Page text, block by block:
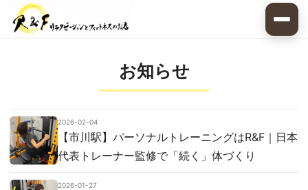
お知らせ
2026-02-04
【市川駅】パーソナルトレーニングはR&F｜日本
代表トレーナー監修で「続く」体づくり
2026-01-27